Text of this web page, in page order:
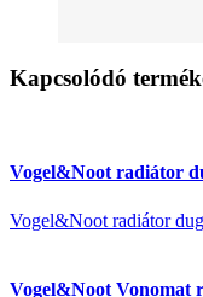
Kapcsolódó
Vogel&Noot radiátor
Vogel&Noot radiátor
Vogel&Noot Vonomat